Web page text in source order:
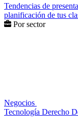
Tendencias de
planificación de tus
Por sector
Negocios
Tecnología Derecho